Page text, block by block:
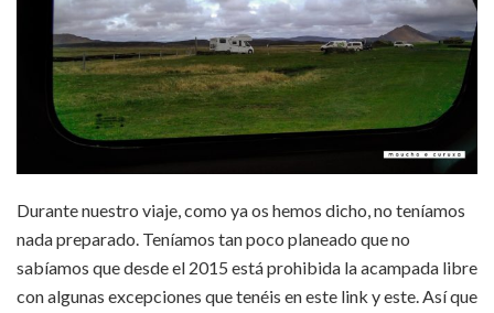
Durante nuestro viaje, como ya os hemos dicho, no teníamos
nada preparado. Teníamos tan poco planeado que no
sabíamos que desde el 2015 está prohibida la acampada libre
con algunas excepciones que tenéis en este link y este. Así que